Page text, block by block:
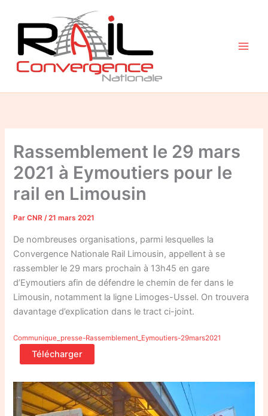
contenu
Rassemblement le 29 mars
2021 à Eymoutiers pour le
rail en Limousin
ParCNR/21 mars 2021
De nombreuses organisations, parmi lesquelles la
Convergence Nationale Rail Limousin, appellent à se
rassembler le 29 mars prochain à 13h45 en gare
d’Eymoutiers afin de défendre le chemin de fer dans le
Limousin, notamment la ligne Limoges-Ussel. On trouvera
davantage d’explication dans le tract ci-joint.
Communique_presse-Rassemblement_Eymoutiers-29mars2021
Télécharger